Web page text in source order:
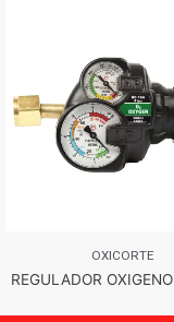
OXICORTE
REGULADOR